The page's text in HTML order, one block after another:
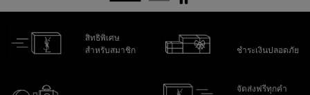
สิทธิพิเศษ
สำหรับสมาชิก
ชำระเงินปลอดภัย
จัดส่งฟรีทุกคำ